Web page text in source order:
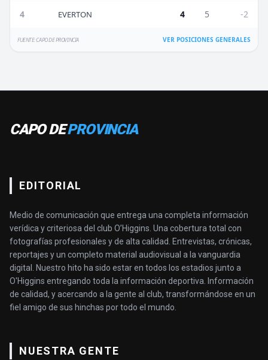
4 EVERTON 4 5 -2
FUENTE: CAPO DE PROVINCIA VER POSICIONES GENERALES
CAPO DEPROVINCIA
EDITORIAL
Medio de comunicación que entrega una completa información
verídica y criteriosa del club O’Higgins. Una cobertura total con
fotografías profesionales y de alta calidad. Entrevistas, crónicas,
reportajes y un completo material audiovisual a la vanguardia
digital. Nuestro hito ha sido estar en todos los estadios junto a
O'Higgins entregando toda la información deportiva. Información
de calidad, y acercando a la gente al club, transformándose en un
fiel amigo de sus hinchas por todo el mundo.
NUESTRA GENTE